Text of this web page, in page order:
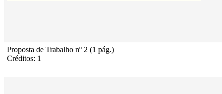
Proposta de Trabalho nº 2 (1 pág.)
Créditos: 1